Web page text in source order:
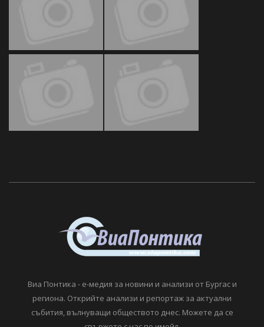
Виа Понтика - е-медия за новини и анализи от Бургас и
региона. Открийте анализи и репортаж за актуални
събития, вълнуващи обществото днес. Можете да се